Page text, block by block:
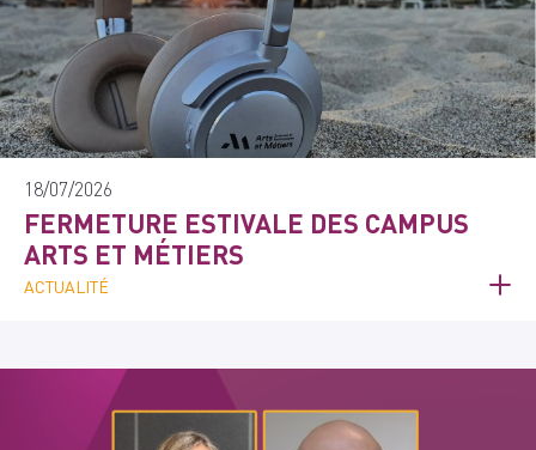
18/07/2026
FERMETURE ESTIVALE DES CAMPUS
ARTS ET MÉTIERS
ACTUALITÉ